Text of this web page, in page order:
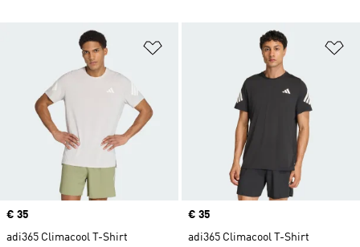
Zur Wunschliste hinzufügen
Price
€ 35
adi365 Climacool T-Shirt
Price
€ 35
adi365 Climacool T-Shirt